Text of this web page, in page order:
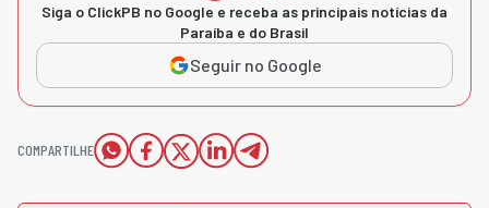
Siga o ClickPB no Google e receba as principais notícias da
Paraíba e do Brasil
Seguir no Google
COMPARTILHE